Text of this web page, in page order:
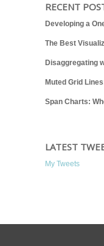
RECENT
Developing a
The Best
Disaggregating
Muted Grid
Span Charts:
LATEST
My Tweets